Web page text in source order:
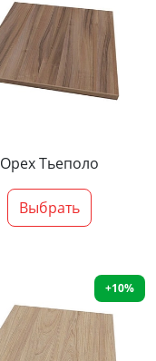
Орех Тьеполо
Выбрать
+10%